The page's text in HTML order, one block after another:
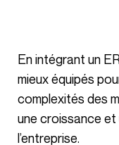
En intégrant un ERP financier, les leaders sont
mieux équipés
complexités des
une croissance
l’entreprise.